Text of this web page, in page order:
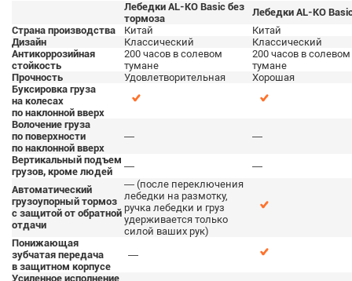
Лебедки AL-KO Basic без
тормоза
Лебедки AL-KO
Страна производства
Китай
Китай
Дизайн
Классический
Классический
Антикоррозийная
стойкость
200 часов в солевом
тумане
200 часов в солевом
тумане
Прочность
Удовлетворительная
Хорошая
Буксировка груза
на колесах
по наклонной вверх
Волочение груза
по поверхности
по наклонной вверх
—
—
Вертикальный подъем
грузов, кроме людей
—
—
Автоматический
грузоупорный тормоз
с защитой от обратной
отдачи
— (после переключения
лебедки на размотку,
ручка лебедки и груз
удерживается только
силой ваших рук)
Понижающая
зубчатая передача
в защитном корпусе
—
Усиленное исполнение